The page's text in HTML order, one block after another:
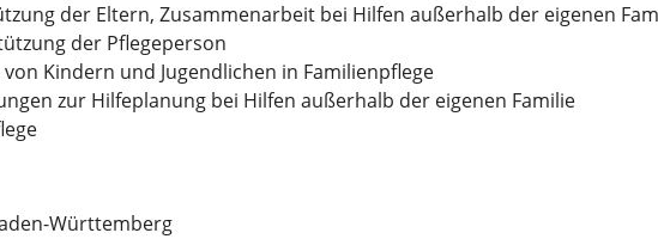
der Eltern, Zusammenarbeit bei Hilfen außerhalb der eigenen
der Pflegeperson
Kindern und Jugendlichen in Familienpflege
zur Hilfeplanung bei Hilfen außerhalb der eigenen Familie
Württemberg